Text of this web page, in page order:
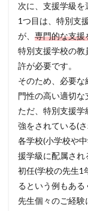
次に、支援学級を
1つ目は、特別支
が、 専門的な支援
特別支援学校の
許が必要です。
そのため、必要
門性の高い適切な
ただ、特別支援
強をされている(
各学校(小学校や
援学級に配属され
初任(学校の先生1
るという例もあ
先生個々のご経験